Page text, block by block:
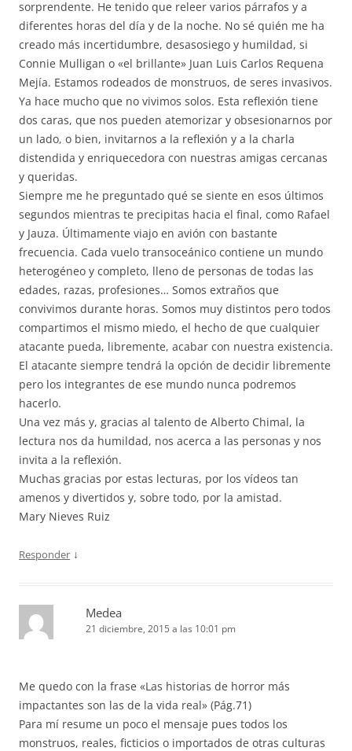
sorprendente. He tenido que releer varios párrafos y a
diferentes horas del día y de la noche. No sé quién me ha
creado más incertidumbre, desasosiego y humildad, si
Connie Mulligan o «el brillante» Juan Luis Carlos Requena
Mejía. Estamos rodeados de monstruos, de seres invasivos.
Ya hace mucho que no vivimos solos. Esta reflexión tiene
dos caras, que nos pueden atemorizar y obsesionarnos por
un lado, o bien, invitarnos a la reflexión y a la charla
distendida y enriquecedora con nuestras amigas cercanas
y queridas.
Siempre me he preguntado qué se siente en esos últimos
segundos mientras te precipitas hacia el final, como Rafael
y Jauza. Últimamente viajo en avión con bastante
frecuencia. Cada vuelo transoceánico contiene un mundo
heterogéneo y completo, lleno de personas de todas las
edades, razas, profesiones… Somos extraños que
convivimos durante horas. Somos muy distintos pero todos
compartimos el mismo miedo, el hecho de que cualquier
atacante pueda, libremente, acabar con nuestra existencia.
El atacante siempre tendrá la opción de decidir libremente
pero los integrantes de ese mundo nunca podremos
hacerlo.
Una vez más y, gracias al talento de Alberto Chimal, la
lectura nos da humildad, nos acerca a las personas y nos
invita a la reflexión.
Muchas gracias por estas lecturas, por los vídeos tan
amenos y divertidos y, sobre todo, por la amistad.
Mary Nieves Ruiz
Responder ↓
Medea
21 diciembre, 2015 a las 10:01 pm
Me quedo con la frase «Las historias de horror más
impactantes son las de la vida real» (Pág.71)
Para mí resume un poco el mensaje pues todos los
monstruos, reales, ficticios o importados de otras culturas